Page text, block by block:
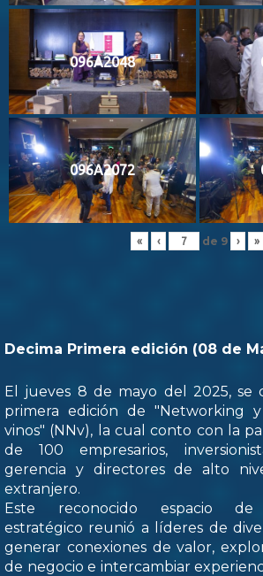
096A2048
096A2072
« ‹ de 9 › »
Decima Primera edición (08 de
El jueves 8 de mayo del 2025, se
primera edición de "Networking y
vinos" (NNv), la cual conto con la
de 100 empresarios,
gerencia y directores de alto
extranjero.
Este reconocido espacio de
estratégico reunió a líderes de
generar conexiones de valor,
de negocio e intercambiar